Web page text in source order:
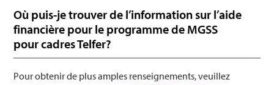
Où puis-je trouver de l’information sur l’aide
financière pour le programme de MGSS
pour cadres Telfer?
Pour obtenir de plus amples renseignements, veuillez